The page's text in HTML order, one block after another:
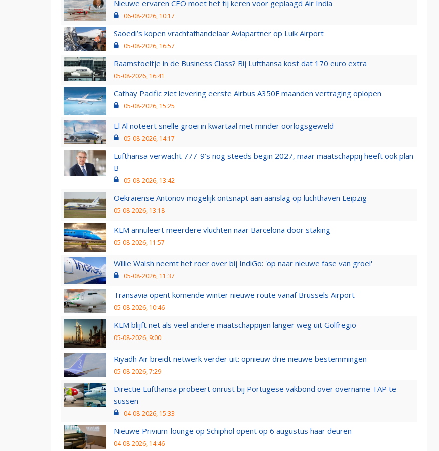
Nieuwe ervaren CEO moet het tij keren voor geplaagd Air India
06-08-2026, 10:17
Saoedi’s kopen vrachtafhandelaar Aviapartner op Luik Airport
05-08-2026, 16:57
Raamstoeltje in de Business Class? Bij Lufthansa kost dat 170 euro extra
05-08-2026, 16:41
Cathay Pacific ziet levering eerste Airbus A350F maanden vertraging oplopen
05-08-2026, 15:25
El Al noteert snelle groei in kwartaal met minder oorlogsgeweld
05-08-2026, 14:17
Lufthansa verwacht 777-9’s nog steeds begin 2027, maar maatschappij heeft ook plan
B
05-08-2026, 13:42
Oekraïense Antonov mogelijk ontsnapt aan aanslag op luchthaven Leipzig
05-08-2026, 13:18
KLM annuleert meerdere vluchten naar Barcelona door staking
05-08-2026, 11:57
Willie Walsh neemt het roer over bij IndiGo: 'op naar nieuwe fase van groei'
05-08-2026, 11:37
Transavia opent komende winter nieuwe route vanaf Brussels Airport
05-08-2026, 10:46
KLM blijft net als veel andere maatschappijen langer weg uit Golfregio
05-08-2026, 9:00
Riyadh Air breidt netwerk verder uit: opnieuw drie nieuwe bestemmingen
05-08-2026, 7:29
Directie Lufthansa probeert onrust bij Portugese vakbond over overname TAP te
sussen
04-08-2026, 15:33
Nieuwe Privium-lounge op Schiphol opent op 6 augustus haar deuren
04-08-2026, 14:46